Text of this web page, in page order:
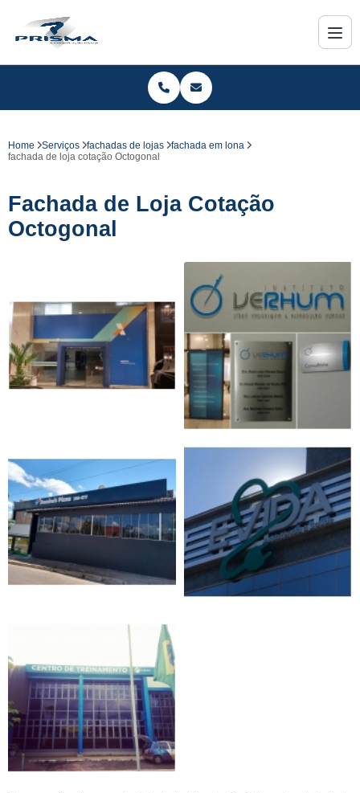
Home Serviços fachadas de lojas
fachada em lona
fachada de loja cotação Octogonal
Fachada de Loja Cotação
Octogonal